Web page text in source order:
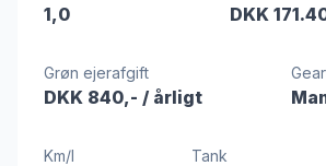
1,0 DKK
Grøn ejerafgift
DKK 840,- / årligt
Km/l Tank